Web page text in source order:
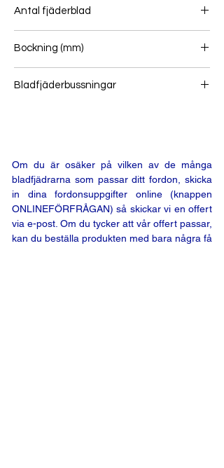
Antal fjäderblad
Bockning (mm)
Bladfjäderbussningar
Om du är osäker på vilken av de många
bladfjädrarna som passar ditt fordon, skicka
in dina fordonsuppgifter online (knappen
ONLINEFÖRFRÅGAN) så skickar vi en offert
via e-post. Om du tycker att vår offert passar,
kan du beställa produkten med bara några få